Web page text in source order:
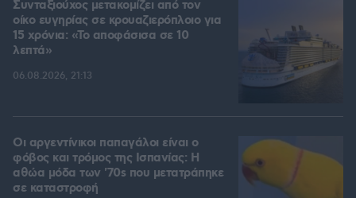
Συνταξιούχος μετακομίζει από τον
οίκο ευγηρίας σε κρουαζιερόπλοιο για
15 χρόνια: «Το αποφάσισα σε 10
λεπτά»
06.08.2026, 21:13
Οι αργεντίνικοι παπαγάλοι είναι ο
φόβος και τρόμος της Ισπανίας: Η
αθώα μόδα των '70s που μετατράπηκε
σε καταστροφή